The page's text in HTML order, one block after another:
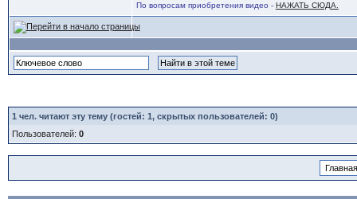
По вопросам приобретения видео - НАЖАТЬ СЮДА.
1 чел. читают эту тему (гостей: 1, скрытых пользователей: 0)
Пользователей: 0